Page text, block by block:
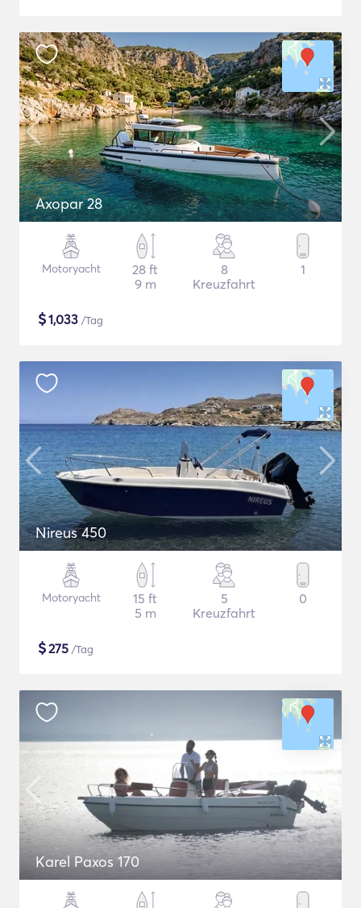
Axopar 28
Motoryacht
28 ft
9 m
8
Kreuzfahrt
1
$1,033 /Tag
Nireus 450
Motoryacht
15 ft
5 m
5
Kreuzfahrt
0
$275 /Tag
Karel Paxos 170